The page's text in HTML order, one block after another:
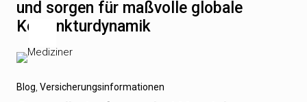
und sorgen für maßvolle globale
Konjunkturdynamik
Nächster
Blog Versicherungsinformationen